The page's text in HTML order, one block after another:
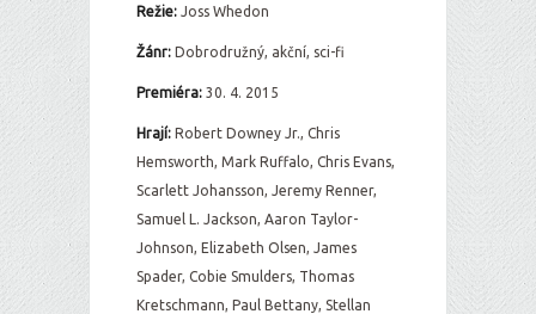
Režie: Joss Whedon
Žánr: Dobrodružný, akční, sci-fi
Premiéra: 30. 4. 2015
Hrají: Robert Downey Jr., Chris
Hemsworth, Mark Ruffalo, Chris Evans,
Scarlett Johansson, Jeremy Renner,
Samuel L. Jackson, Aaron Taylor-
Johnson, Elizabeth Olsen, James
Spader, Cobie Smulders, Thomas
Kretschmann, Paul Bettany, Stellan